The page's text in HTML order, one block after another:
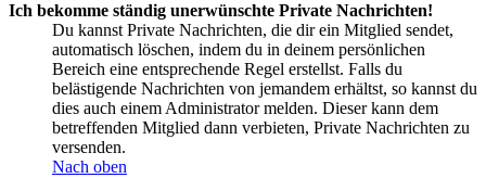
Ich bekomme ständig unerwünschte Private Nachrichten!
Du kannst Private Nachrichten, die dir ein Mitglied sendet,
automatisch löschen, indem du in deinem persönlichen
Bereich eine entsprechende Regel erstellst. Falls du
belästigende Nachrichten von jemandem erhältst, so kannst du
dies auch einem Administrator melden. Dieser kann dem
betreffenden Mitglied dann verbieten, Private Nachrichten zu
versenden.
Nach oben